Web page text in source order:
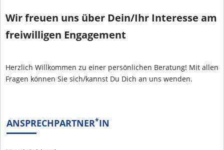
Wir freuen uns über Dein/Ihr Interesse am
freiwilligen Engagement
Herzlich Willkommen zu einer persönlichen Beratung! Mit allen
Fragen können Sie sich/kannst Du Dich an uns wenden.
ANSPRECHPARTNER*IN